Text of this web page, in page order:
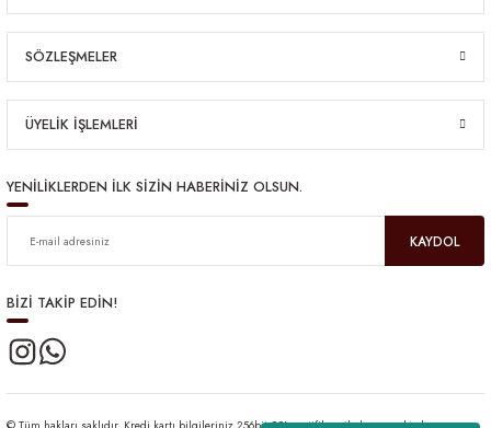
SÖZLEŞMELER
ÜYELİK İŞLEMLERİ
YENİLİKLERDEN İLK SİZİN HABERİNİZ OLSUN.
KAYDOL
BİZİ TAKİP EDİN!